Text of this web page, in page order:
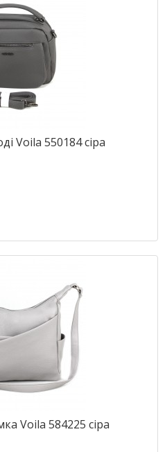
Voila 550184 сіра
Voila 584225 сіра